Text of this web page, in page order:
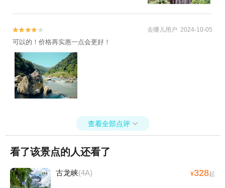

 去哪儿用户 2024-10-05
可以的！价格再实惠一点会更好！
查看全部点评 
看了该景点的人还看了
古龙峡(4A) ¥328起